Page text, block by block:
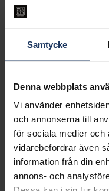
Samtycke
Denna webbplats
Vi använder
och annonserna till
för sociala medier och
vidarebefordrar även
information från din
annons- och
349:-
LÄGG I
Lagervara.
Leveranstid 2-5
Öppet köp i 30
INFO